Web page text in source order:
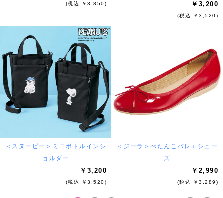
(税込 ￥3,850) ￥3,200
(税込 ￥3,520)
＜スヌーピー＞ミニボトルインシ
ョルダー
￥3,200
(税込 ￥3,520)
＜ジーラ＞ぺたんこバレエシュー
ズ
￥2,990
(税込 ￥3,289)